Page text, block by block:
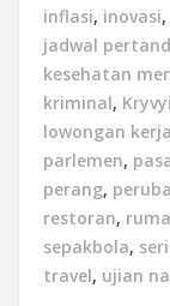
inflasi, inovasi,
jadwal
kesehatan
kriminal,
lowongan kerja
parlemen,
perang,
restoran,
sepakbola,
travel, ujian